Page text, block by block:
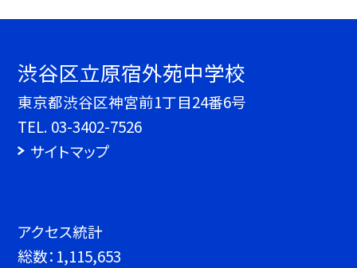
渋谷区立原宿外苑中学校
東京都渋谷区神宮前1丁目24番6号
TEL. 03-3402-7526
サイトマップ
アクセス統計
総数： 1,115,653